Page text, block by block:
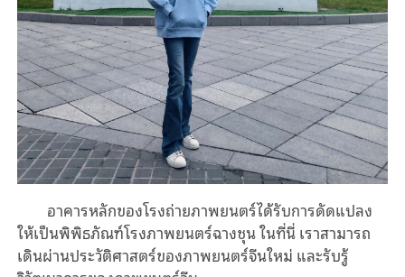
อาคารหลักของโรงถ่ายภาพยนตร์ได้รับการดัดแปลง
ให้เป็นพิพิธภัณฑ์โรงภาพยนตร์ฉางชุน ในที่นี่ เราสามารถ
เดินผ่านประวัติศาสตร์ของภาพยนตร์จีนใหม่ และรับรู้